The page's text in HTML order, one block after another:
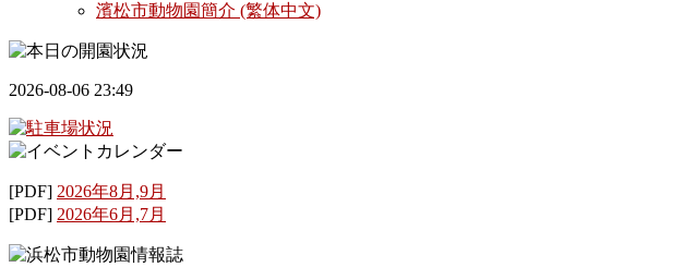
濱松市動物園簡介 (繁体中文)
2026-08-06 23:49
[PDF] 2026年8月,9月
[PDF] 2026年6月,7月